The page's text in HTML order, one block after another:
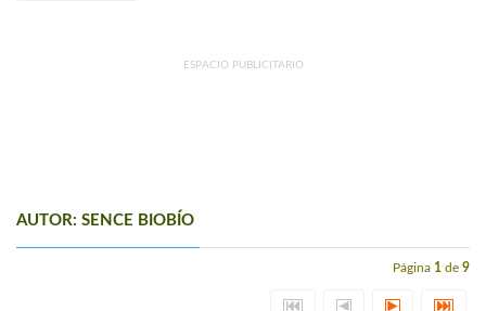
ESPACIO PUBLICITARIO
AUTOR: SENCE BIOBÍO
Página 1 de 9